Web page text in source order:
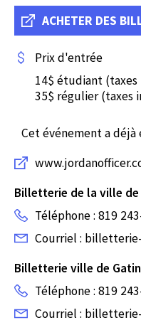
ACHETER DES
Prix d'entrée
14$ étudiant (taxes
35$ régulier (taxes
Cet événement a déjà
Billetterie de la ville de
Téléphone : 819
Courriel :
Billetterie ville de
Téléphone : 819
Courriel :